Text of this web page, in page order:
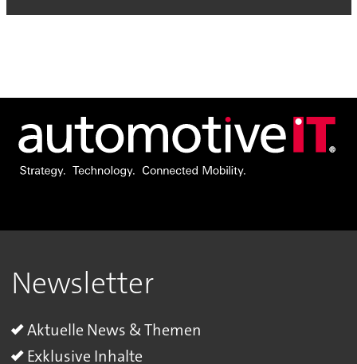
Newsletter
Aktuelle News & Themen
Exklusive Inhalte